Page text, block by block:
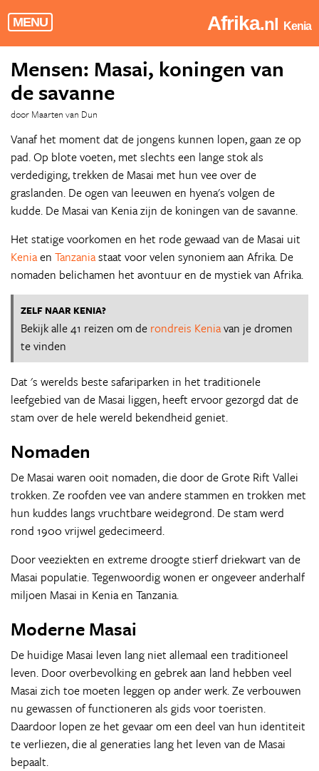
MENU Afrika.nl Kenia
Mensen: Masai, koningen van
de savanne
door Maarten van Dun
Vanaf het moment dat de jongens kunnen lopen, gaan ze op
pad. Op blote voeten, met slechts een lange stok als
verdediging, trekken de Masai met hun vee over de
graslanden. De ogen van leeuwen en hyena's volgen de
kudde. De Masai van Kenia zijn de koningen van de savanne.
Het statige voorkomen en het rode gewaad van de Masai uit
Keniaen Tanzaniastaat voor velen synoniem aan Afrika. De
nomaden belichamen het avontuur en de mystiek van Afrika.
ZELF NAAR KENIA?
Bekijk alle 41 reizen om de rondreis Keniavan je dromen
te vinden
Dat 's werelds beste safariparken in het traditionele
leefgebied van de Masai liggen, heeft ervoor gezorgd dat de
stam over de hele wereld bekendheid geniet.
Nomaden
De Masai waren ooit nomaden, die door de Grote Rift Vallei
trokken. Ze roofden vee van andere stammen en trokken met
hun kuddes langs vruchtbare weidegrond. De stam werd
rond 1900 vrijwel gedecimeerd.
Door veeziekten en extreme droogte stierf driekwart van de
Masai populatie. Tegenwoordig wonen er ongeveer anderhalf
miljoen Masai in Kenia en Tanzania.
Moderne Masai
De huidige Masai leven lang niet allemaal een traditioneel
leven. Door overbevolking en gebrek aan land hebben veel
Masai zich toe moeten leggen op ander werk. Ze verbouwen
nu gewassen of functioneren als gids voor toeristen.
Daardoor lopen ze het gevaar om een deel van hun identiteit
te verliezen, die al generaties lang het leven van de Masai
bepaalt.